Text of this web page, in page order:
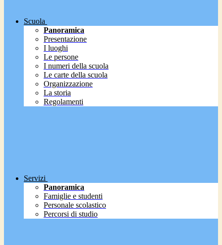
Scuola
Panoramica
Presentazione
I luoghi
Le persone
I numeri della scuola
Le carte della scuola
Organizzazione
La storia
Regolamenti
Servizi
Panoramica
Famiglie e studenti
Personale scolastico
Percorsi di studio